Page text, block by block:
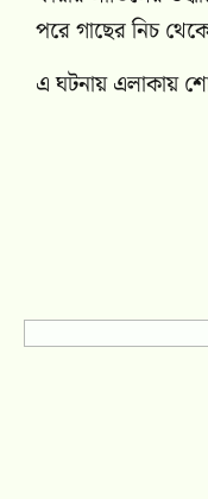
পরে গাছের নিচ
এ ঘটনায় এলাকায়